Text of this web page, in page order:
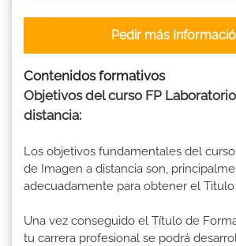
Pedir más
Contenidos formativos
Objetivos del curso FP
distancia:
Los objetivos fundamentales del
de Imagen a distancia son,
adecuadamente para obtener el
Una vez conseguido el Título de
tu carrera profesional se podrá